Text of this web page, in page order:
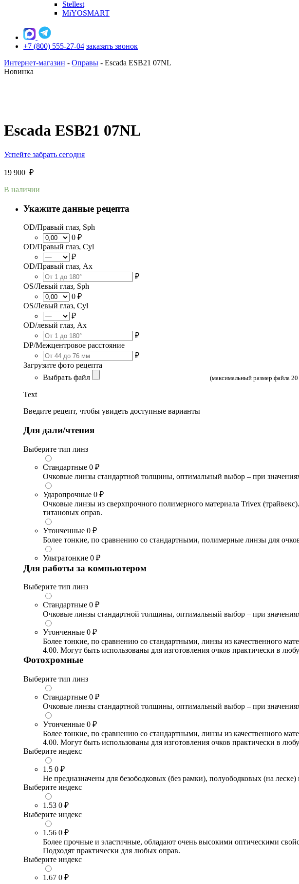
Stellest
MiYOSMART
+7 (800) 555-27-04 заказать звонок
Интернет-магазин - Оправы - Escada ESB21 07NL
Новинка
Escada ESB21 07NL
Успейте забрать сегодня
19 900 ₽
В наличии
Укажите данные рецепта
OD/Правый глаз, Sph
0 ₽
OD/Правый глаз, Cyl
₽
OD/Правый глаз, Ax
₽
OS/Левый глаз, Sph
0 ₽
OS/Левый глаз, Cyl
₽
OD/левый глаз, Ax
₽
DP/Межцентровое расстояние
₽
Загрузите фото рецепта
Выбрать файл
(максимальный размер файла
Text
Введите рецепт, чтобы увидеть доступные варианты
Для дали/чтения
Выберите тип линз
Стандартные 0 ₽
Очковые линзы стандартной толщины, оптимальный выбор – при
Ударопрочные 0 ₽
Очковые линзы из сверхпрочного полимерного материала Trivex
титановых оправ.
Утонченные 0 ₽
Более тонкие, по сравнению со стандартными, полимерные линзы для
Ультратонкие 0 ₽
Для работы за компьютером
Выберите тип линз
Стандартные 0 ₽
Очковые линзы стандартной толщины, оптимальный выбор – при
Утонченные 0 ₽
Более тонкие, по сравнению со стандартными, линзы из качественного
4.00. Могут быть использованы для изготовления очков практически в
Фотохромные
Выберите тип линз
Стандартные 0 ₽
Очковые линзы стандартной толщины, оптимальный выбор – при
Утонченные 0 ₽
Более тонкие, по сравнению со стандартными, линзы из качественного
4.00. Могут быть использованы для изготовления очков практически в
Выберите индекс
1.5 0 ₽
Не предназначены для безободковых (без рамки), полуободковых (на
Выберите индекс
1.53 0 ₽
Выберите индекс
1.56 0 ₽
Более прочные и эластичные, обладают очень высокими оптическими
Подходят практически для любых оправ.
Выберите индекс
1.67 0 ₽